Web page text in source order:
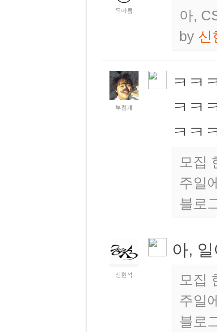
목마름
아,
by 신
부침개
ㅋㅋ
ㅋㅋ
ㅋㅋ
모집
주일
블로
신현석
아,
모집
주일
블로